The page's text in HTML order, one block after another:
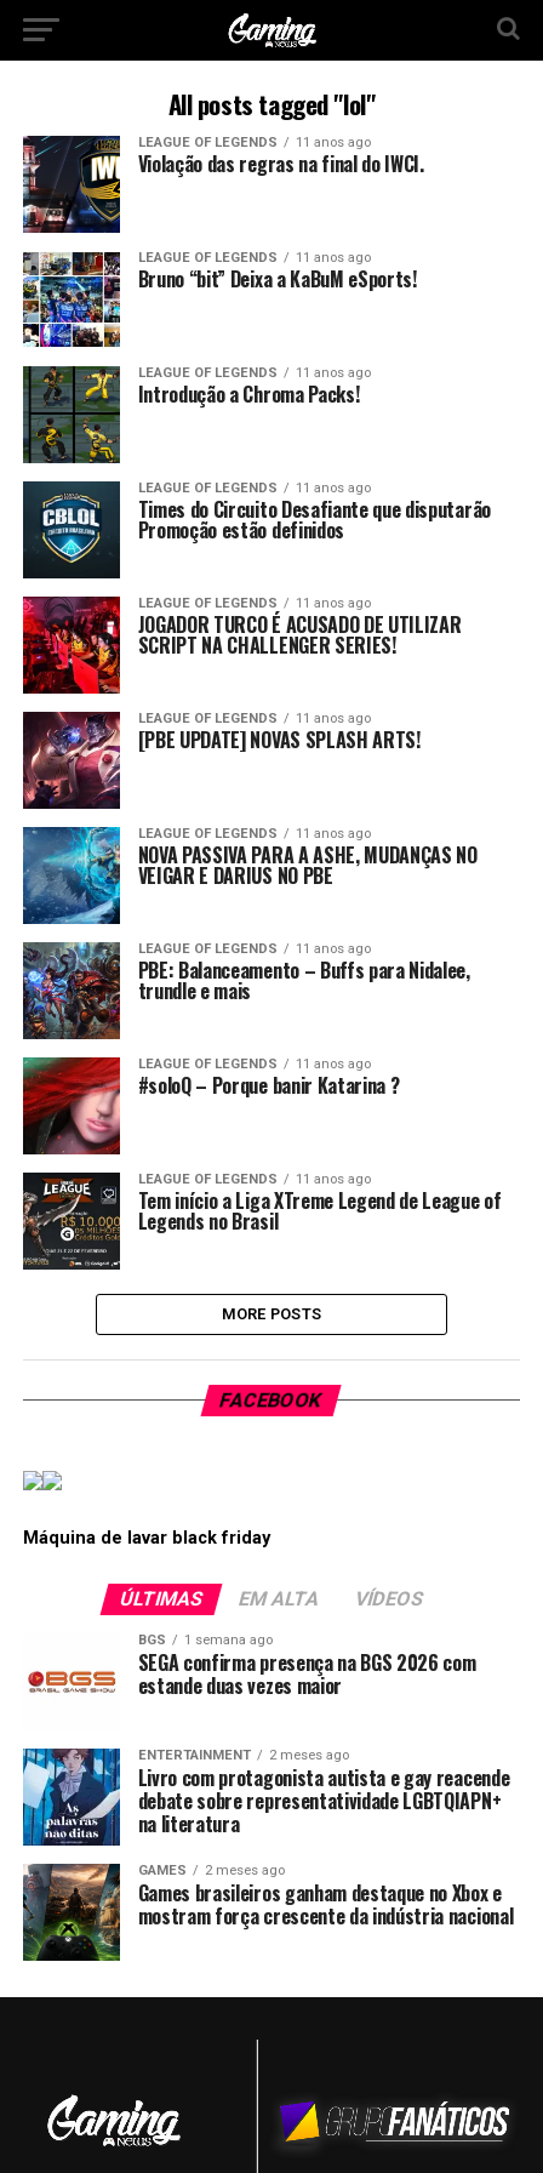
All posts tagged "lol"
LEAGUE OF LEGENDS 11 anos ago
Violação das regras na final do IWCI.
LEAGUE OF LEGENDS 11 anos ago
Bruno “bit” Deixa a KaBuM eSports!
LEAGUE OF LEGENDS 11 anos ago
Introdução a Chroma Packs!
LEAGUE OF LEGENDS 11 anos ago
Times do Circuito Desafiante que disputarão
Promoção estão definidos
LEAGUE OF LEGENDS 11 anos ago
JOGADOR TURCO É ACUSADO DE UTILIZAR
SCRIPT NA CHALLENGER SERIES!
LEAGUE OF LEGENDS 11 anos ago
[PBE UPDATE] NOVAS SPLASH ARTS!
LEAGUE OF LEGENDS 11 anos ago
NOVA PASSIVA PARA A ASHE, MUDANÇAS NO
VEIGAR E DARIUS NO PBE
LEAGUE OF LEGENDS 11 anos ago
PBE: Balanceamento – Buffs para Nidalee,
trundle e mais
LEAGUE OF LEGENDS 11 anos ago
#soloQ – Porque banir Katarina ?
LEAGUE OF LEGENDS 11 anos ago
Tem início a Liga XTreme Legend de League of
Legends no Brasil
MORE POSTS
FACEBOOK
Máquina de lavar black friday
ÚLTIMAS EM ALTA VÍDEOS
BGS 1 semana ago
SEGA confirma presença na BGS 2026 com
estande duas vezes maior
ENTERTAINMENT 2 meses ago
Livro com protagonista autista e gay reacende
debate sobre representatividade LGBTQIAPN+
na literatura
GAMES 2 meses ago
Games brasileiros ganham destaque no Xbox e
mostram força crescente da indústria nacional